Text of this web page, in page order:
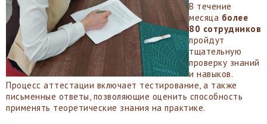
В течение
месяца более
80 сотрудников
пройдут
тщательную
проверку знаний
и навыков.
Процесс аттестации включает тестирование, а также
письменные ответы, позволяющие оценить способность
применять теоретические знания на практике.